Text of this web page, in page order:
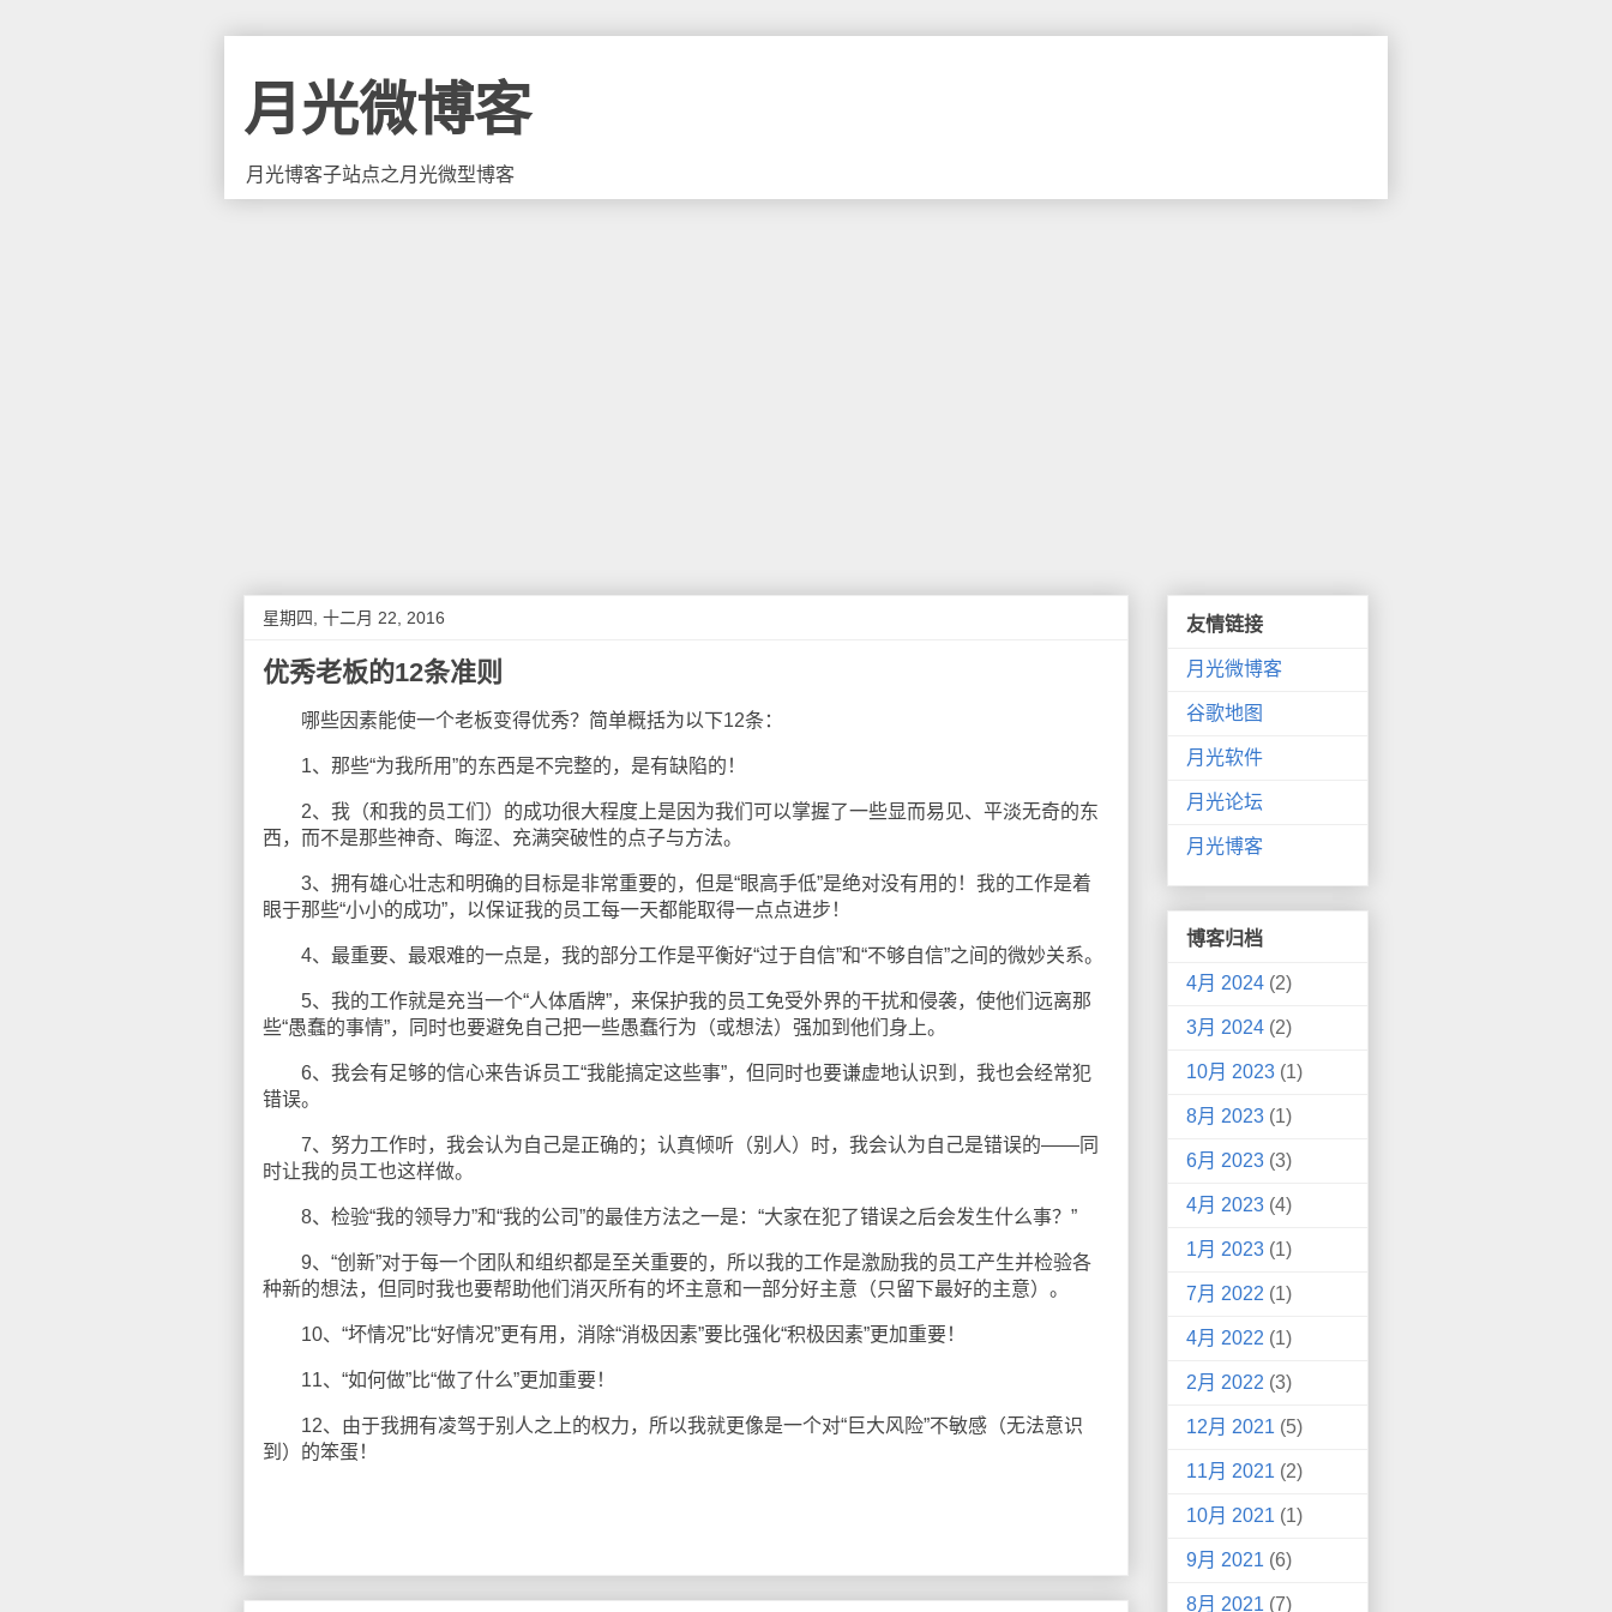
月光微博客
月光博客子站点之月光微型博客
星期四, 十二月 22, 2016
优秀老板的12条准则
哪些因素能使一个老板变得优秀？简单概括为以下12条：
1、那些“为我所用”的东西是不完整的，是有缺陷的！
2、我（和我的员工们）的成功很大程度上是因为我们可以掌握了一些显而易见、平淡无奇的东
西，而不是那些神奇、晦涩、充满突破性的点子与方法。
3、拥有雄心壮志和明确的目标是非常重要的，但是“眼高手低”是绝对没有用的！我的工作是着
眼于那些“小小的成功”，以保证我的员工每一天都能取得一点点进步！
4、最重要、最艰难的一点是，我的部分工作是平衡好“过于自信”和“不够自信”之间的微妙关系。
5、我的工作就是充当一个“人体盾牌”，来保护我的员工免受外界的干扰和侵袭，使他们远离那
些“愚蠢的事情”，同时也要避免自己把一些愚蠢行为（或想法）强加到他们身上。
6、我会有足够的信心来告诉员工“我能搞定这些事”，但同时也要谦虚地认识到，我也会经常犯
错误。
7、努力工作时，我会认为自己是正确的；认真倾听（别人）时，我会认为自己是错误的——同
时让我的员工也这样做。
8、检验“我的领导力”和“我的公司”的最佳方法之一是：“大家在犯了错误之后会发生什么事？”
9、“创新”对于每一个团队和组织都是至关重要的，所以我的工作是激励我的员工产生并检验各
种新的想法，但同时我也要帮助他们消灭所有的坏主意和一部分好主意（只留下最好的主意）。
10、“坏情况”比“好情况”更有用，消除“消极因素”要比强化“积极因素”更加重要！
11、“如何做”比“做了什么”更加重要！
12、由于我拥有凌驾于别人之上的权力，所以我就更像是一个对“巨大风险”不敏感（无法意识
到）的笨蛋！
友情链接
月光微博客
谷歌地图
月光软件
月光论坛
月光博客
博客归档
4月 2024 (2)
3月 2024 (2)
10月 2023 (1)
8月 2023 (1)
6月 2023 (3)
4月 2023 (4)
1月 2023 (1)
7月 2022 (1)
4月 2022 (1)
2月 2022 (3)
12月 2021 (5)
11月 2021 (2)
10月 2021 (1)
9月 2021 (6)
8月 2021 (7)